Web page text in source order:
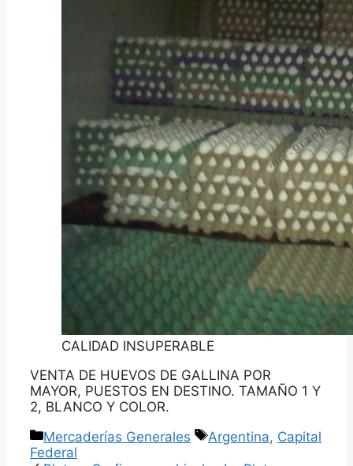
CALIDAD INSUPERABLE
VENTA DE HUEVOS DE GALLINA POR
MAYOR, PUESTOS EN DESTINO. TAMAÑO 1 Y
2, BLANCO Y COLOR.
Categorías
Mercaderías Generales Etiquetas
Argentina, Capital
Federal